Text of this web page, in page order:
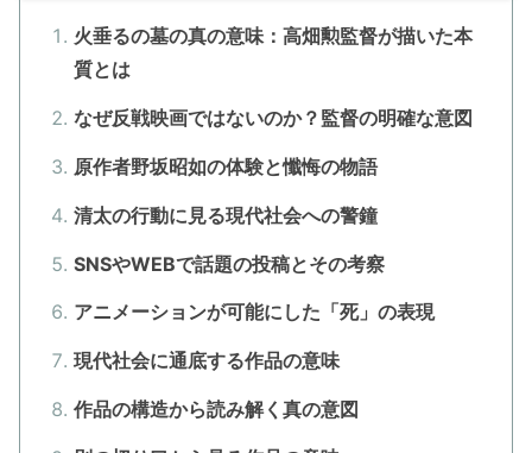
火垂るの墓の真の意味：高畑勲監督が描いた本
質とは
なぜ反戦映画ではないのか？監督の明確な意図
原作者野坂昭如の体験と懺悔の物語
清太の行動に見る現代社会への警鐘
SNSやWEBで話題の投稿とその考察
アニメーションが可能にした「死」の表現
現代社会に通底する作品の意味
作品の構造から読み解く真の意図